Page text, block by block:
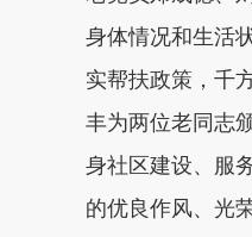
身体情况和生活
实帮扶政策，千
丰为两位老同志
身社区建设、服
的优良作风、光